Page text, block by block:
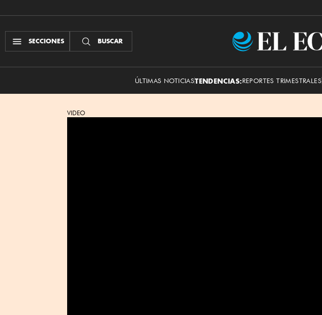
SECCIONES BUSCAR
ÚLTIMAS NOTICIASTENDENCIAS:REPORTES TRIMESTRALES
VIDEO